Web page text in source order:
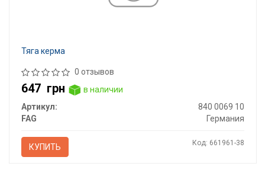
Тяга керма
0 отзывов
647 грн
в наличии
Артикул:
840 0069 10
FAG
Германия
КУПИТЬ Код: 661961-38